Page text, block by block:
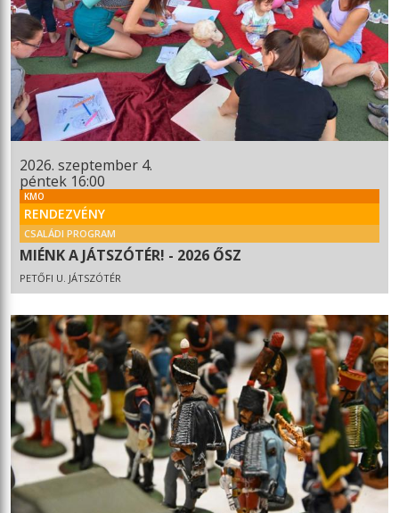
2026. szeptember 4.
péntek 16:00
KMO
RENDEZVÉNY
CSALÁDI PROGRAM
MIÉNK A JÁTSZÓTÉR! - 2026 ŐSZ
PETŐFI U. JÁTSZÓTÉR